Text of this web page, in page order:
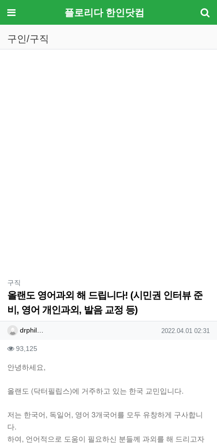
메뉴 플로리다 한인닷컴
구인/구직
구직
올랜도 영어과외 해 드립니다! (시민권 인터뷰 준
비, 영어 개인과외, 발음 교정 등)
작성자 정보
drphil… 작성일
2022.04.01 02:31
컨텐츠 정보
93,125
본문
안녕하세요,
올랜도 (닥터필립스)에 거주하고 있는 한국 교민입니다.
저는 한국어, 독일어, 영어 3개국어를 모두 유창하게 구사합니
다.
하여, 언어적으로 도움이 필요하신 분들께 과외를 해 드리고자